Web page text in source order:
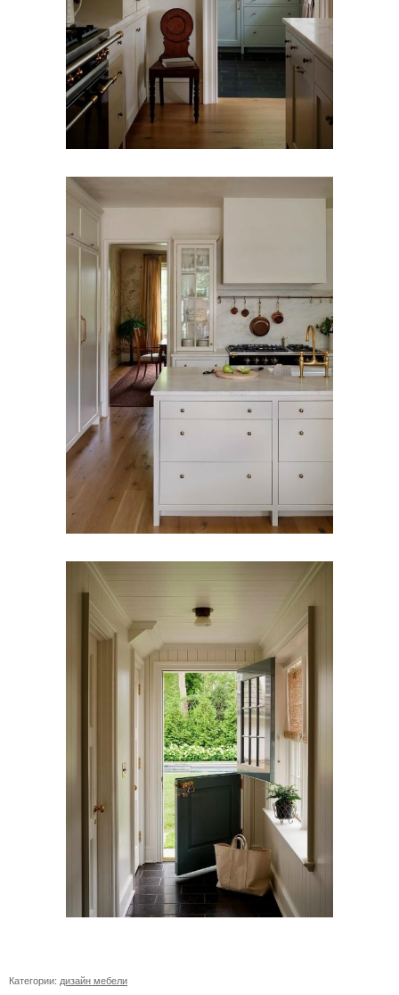
Категории: дизайн мебели